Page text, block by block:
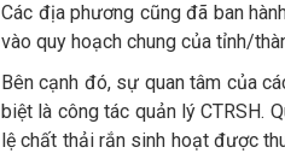
Các địa phương cũng đã ban
vào quy hoạch chung của tỉnh/
Bên cạnh đó, sự quan tâm của
biệt là công tác quản lý CTRSH.
lệ chất thải rắn sinh hoạt được